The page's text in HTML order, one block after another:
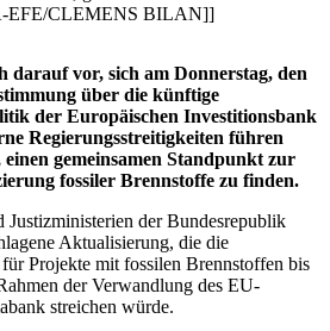
EFE/CLEMENS BILAN]]
darauf vor, sich am Donnerstag, den
über die künftige
der Europäischen Investitionsbank
Regierungsstreitigkeiten führen
gemeinsamen Standpunkt zur
fossiler Brennstoffe zu finden.
der Bundesrepublik
Aktualisierung, die die
Projekte mit fossilen Brennstoffen bis
der Verwandlung des EU-
streichen würde.